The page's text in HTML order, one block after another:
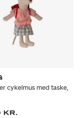
cykelmus med taske,
KR.